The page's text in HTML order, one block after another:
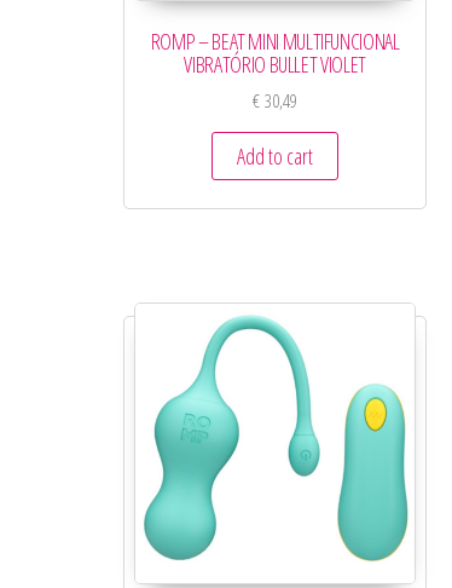
ROMP – BEAT MINI MULTIFUNCIONAL
VIBRATÓRIO BULLET VIOLET
€30,49
Add to cart